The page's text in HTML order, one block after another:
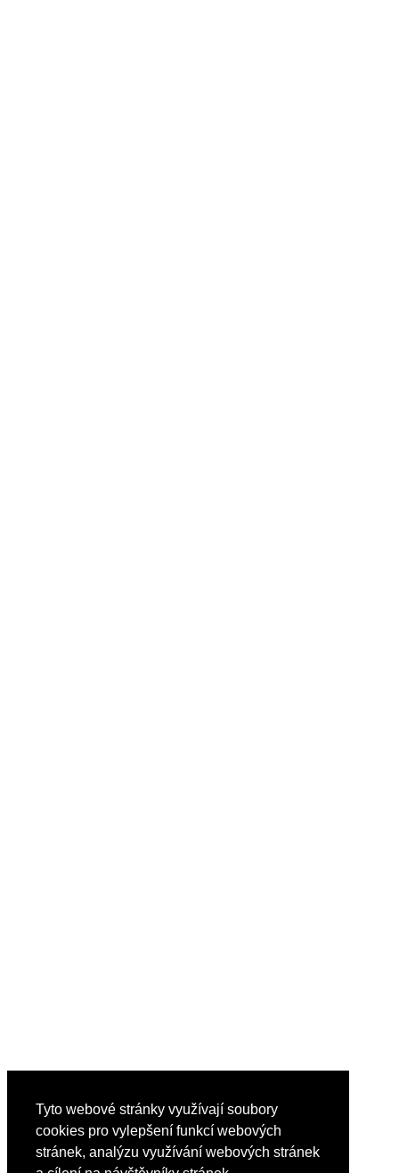
Tyto webové stránky využívají soubory
cookies pro vylepšení funkcí webových
stránek, analýzu využívání webových stránek